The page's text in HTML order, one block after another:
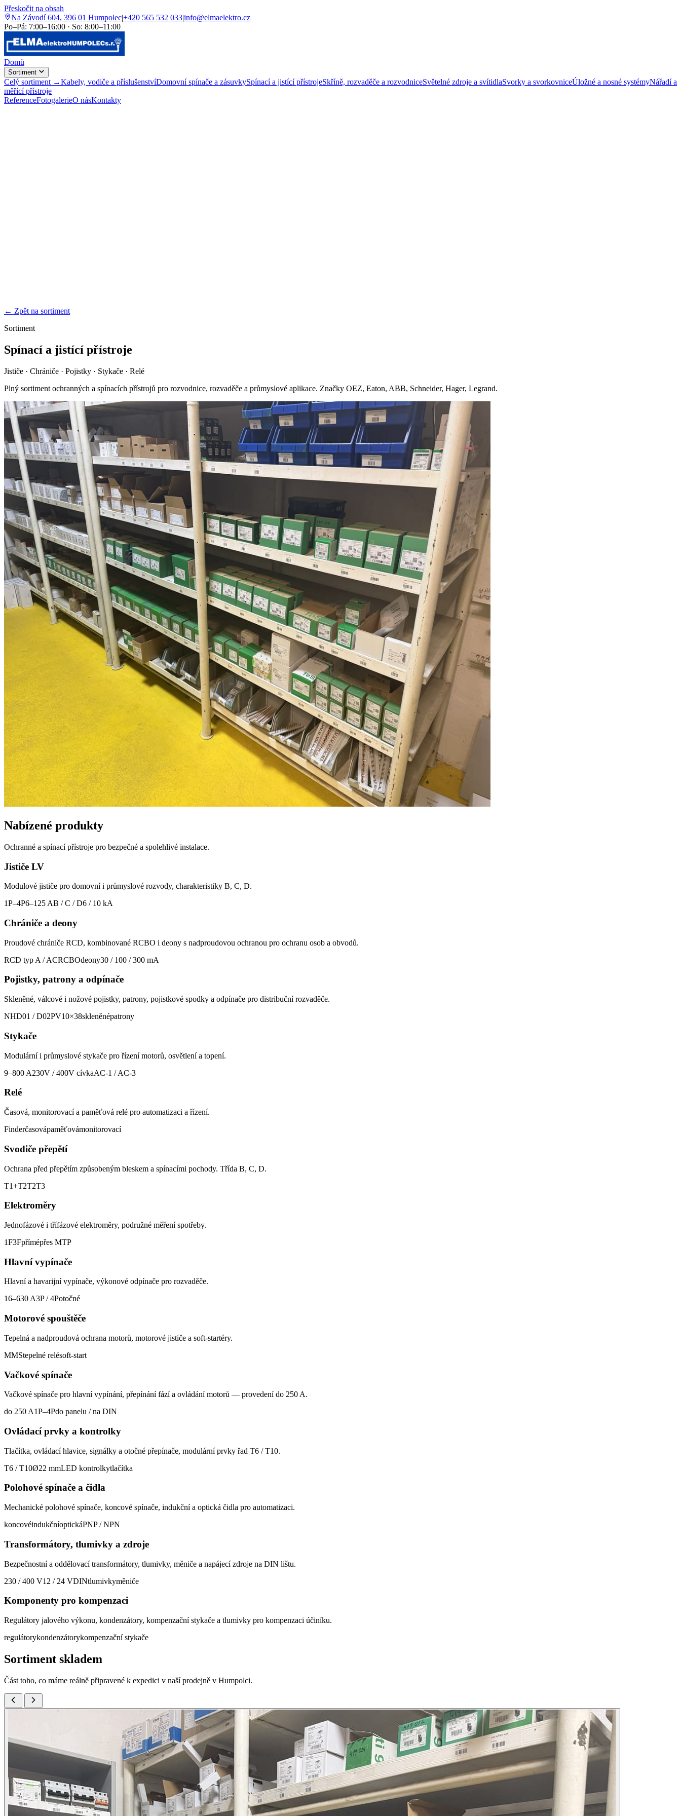
Přeskočit na obsah
Na Závodí 604, 396 01 Humpolec|+420 565 532 033|info@elmaelektro.cz
Po–Pá: 7:00–16:00 · So: 8:00–11:00
Domů
Sortiment
Celý sortiment →Kabely, vodiče a příslušenstvíDomovní spínače a zásuvkySpínací a jistící přístrojeSkříně, rozvaděče a rozvodniceSvětelné zdroje a svítidlaSvorky a svorkovniceÚložné a nosné systémyNářadí a
měřící přístroje
ReferenceFotogalerieO násKontakty
← Zpět na sortiment
Sortiment
Spínací a jistící přístroje
Jističe · Chrániče · Pojistky · Stykače · Relé
Plný sortiment ochranných a spínacích přístrojů pro rozvodnice, rozvaděče a průmyslové aplikace. Značky OEZ, Eaton, ABB, Schneider, Hager, Legrand.
Nabízené produkty
Ochranné a spínací přístroje pro bezpečné a spolehlivé instalace.
Jističe LV
Modulové jističe pro domovní i průmyslové rozvody, charakteristiky B, C, D.
1P–4P6–125 AB / C / D6 / 10 kA
Chrániče a deony
Proudové chrániče RCD, kombinované RCBO i deony s nadproudovou ochranou pro ochranu osob a obvodů.
RCD typ A / ACRCBOdeony30 / 100 / 300 mA
Pojistky, patrony a odpínače
Skleněné, válcové i nožové pojistky, patrony, pojistkové spodky a odpínače pro distribuční rozvaděče.
NHD01 / D02PV10×38skleněnépatrony
Stykače
Modulární i průmyslové stykače pro řízení motorů, osvětlení a topení.
9–800 A230V / 400V cívkaAC-1 / AC-3
Relé
Časová, monitorovací a paměťová relé pro automatizaci a řízení.
Finderčasovápaměťovámonitorovací
Svodiče přepětí
Ochrana před přepětím způsobeným bleskem a spínacími pochody. Třída B, C, D.
T1+T2T2T3
Elektroměry
Jednofázové i třífázové elektroměry, podružné měření spotřeby.
1F3Fpřímépřes MTP
Hlavní vypínače
Hlavní a havarijní vypínače, výkonové odpínače pro rozvaděče.
16–630 A3P / 4Potočné
Motorové spouštěče
Tepelná a nadproudová ochrana motorů, motorové jističe a soft-startéry.
MMStepelné relésoft-start
Vačkové spínače
Vačkové spínače pro hlavní vypínání, přepínání fází a ovládání motorů — provedení do 250 A.
do 250 A1P–4Pdo panelu / na DIN
Ovládací prvky a kontrolky
Tlačítka, ovládací hlavice, signálky a otočné přepínače, modulární prvky řad T6 / T10.
T6 / T10Ø22 mmLED kontrolkytlačítka
Polohové spínače a čidla
Mechanické polohové spínače, koncové spínače, indukční a optická čidla pro automatizaci.
koncovéindukčníoptickáPNP / NPN
Transformátory, tlumivky a zdroje
Bezpečnostní a oddělovací transformátory, tlumivky, měniče a napájecí zdroje na DIN lištu.
230 / 400 V12 / 24 VDINtlumivkyměniče
Komponenty pro kompenzaci
Regulátory jalového výkonu, kondenzátory, kompenzační stykače a tlumivky pro kompenzaci účiníku.
regulátorykondenzátorykompenzační stykače
Sortiment skladem
Část toho, co máme reálně připravené k expedici v naší prodejně v Humpolci.